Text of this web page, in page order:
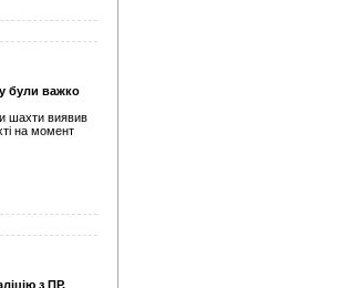
були важко
шахти виявив
на момент
з ПР.